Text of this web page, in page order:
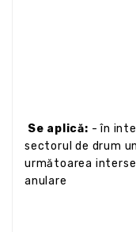
Se aplică: - în
sectorul de drum
următoarea
anulare